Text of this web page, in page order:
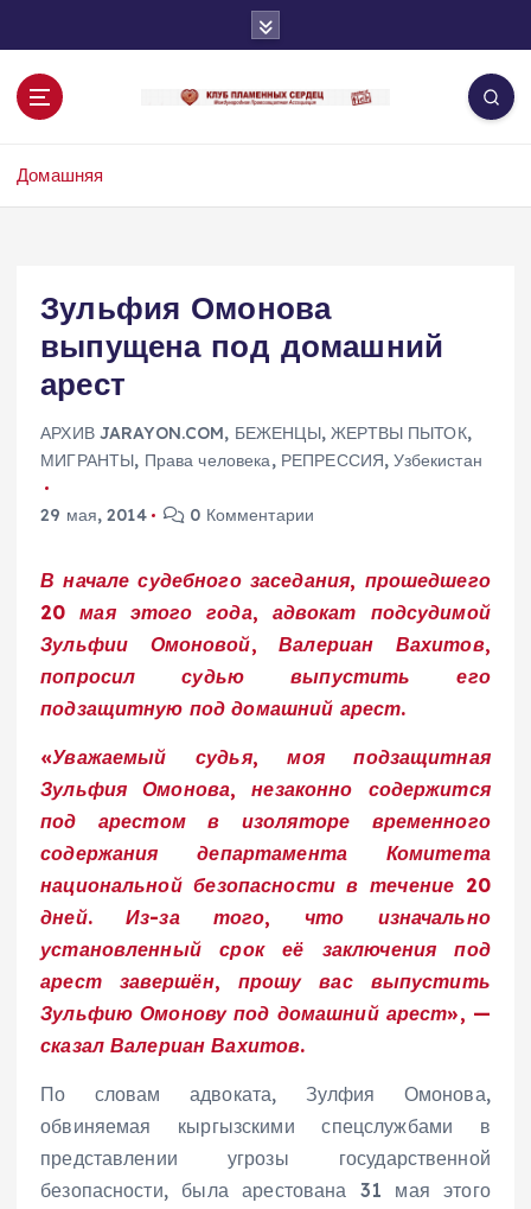
к
Домашняя
Зульфия Омонова
выпущена под домашний
арест
АРХИВ JARAYON.COM, БЕЖЕНЦЫ,ЖЕРТВЫ ПЫТОК,
МИГРАНТЫ, Права человека, РЕПРЕССИЯ,Узбекистан
29 мая, 2014 0 Комментарии
В начале судебного заседания, прошедшего
20 мая этого года, адвокат подсудимой
Зульфии Омоновой, Валериан Вахитов,
попросил судью выпустить его
подзащитную под домашний арест.
«Уважаемый судья, моя подзащитная
Зульфия Омонова, незаконно содержится
под арестом в изоляторе временного
содержания департамента Комитета
национальной безопасности в течение 20
дней. Из-за того, что изначально
установленный срок её заключения под
арест завершён, прошу вас выпустить
Зульфию Омонову под домашний арест», —
сказал Валериан Вахитов.
По словам адвоката, Зулфия Омонова,
обвиняемая кыргызскими спецслужбами в
представлении угрозы государственной
безопасности, была арестована 31 мая этого